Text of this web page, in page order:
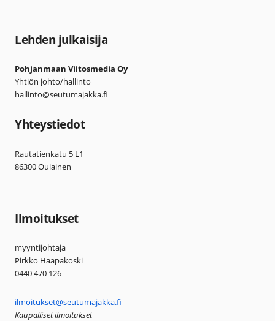
Lehden julkaisija
Pohjanmaan Viitosmedia Oy
Yhtiön johto/hallinto
hallinto@seutumajakka.fi
Yhteystiedot
Rautatienkatu 5 L1
86300 Oulainen
Ilmoitukset
myyntijohtaja
Pirkko Haapakoski
0440 470 126
ilmoitukset@seutumajakka.fi
Kaupalliset ilmoitukset